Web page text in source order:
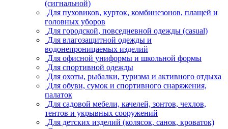
(сигнальной)
Для пуховиков, курток, комбинезонов, плащей и
головных уборов
Для городской, повседневной одежды (casual)
Для влагозащитной одежды и
водонепроницаемых изделий
Для офисной униформы и школьной формы
Для спортивной одежды
Для охоты, рыбалки, туризма и активного отдыха
Для обуви, сумок и спортивного снаряжения,
палаток
Для садовой мебели, качелей, зонтов, чехлов,
тентов и укрывных сооружений
Для детских изделий (колясок, санок, кроваток)